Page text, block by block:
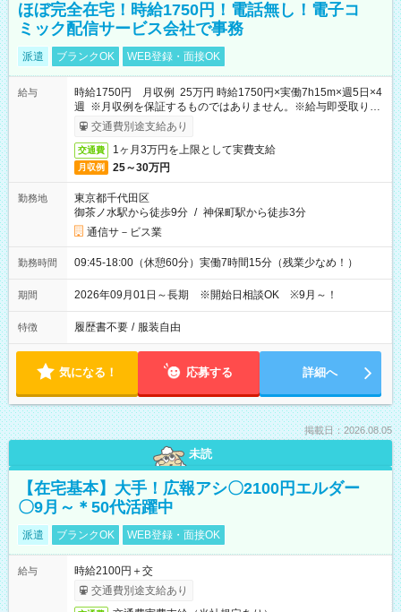
ほぼ完全在宅！時給1750円！電話無し！電子コ
ミック配信サービス会社で事務
派遣 ブランクOK WEB登録・面接OK
給与
時給1750円 月収例 25万円 時給1750円×実働7h15m×週5日×4
週 ※月収例を保証するものではありません。※給与即受取りサ
ービス利用可（利用条件有）
交通費別途支給あり
交通費 1ヶ月3万円を上限として実費支給
月収例 25～30万円
勤務地
東京都千代田区
御茶ノ水駅から徒歩9分 / 神保町駅から徒歩3分
通信サ－ビス業
勤務時間 09:45-18:00（休憩60分）実働7時間15分（残業少なめ！）
期間 2026年09月01日～長期 ※開始日相談OK ※9月～！
特徴 履歴書不要 / 服装自由
気になる！ 応募する 詳細へ
掲載日：2026.08.05
未読
【在宅基本】大手！広報アシ〇2100円エルダー
〇9月～＊50代活躍中
派遣 ブランクOK WEB登録・面接OK
給与
時給2100円＋交
交通費別途支給あり